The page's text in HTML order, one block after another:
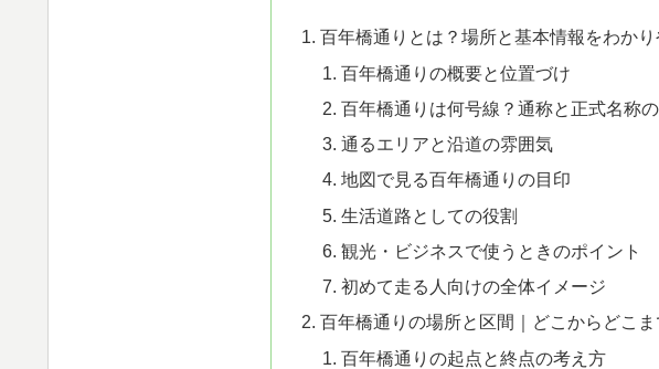
百年橋通りとは？場所と基本情報をわか
百年橋通りの概要と位置づけ
百年橋通りは何号線？通称と正式名称
通るエリアと沿道の雰囲気
地図で見る百年橋通りの目印
生活道路としての役割
観光・ビジネスで使うときのポイント
初めて走る人向けの全体イメージ
百年橋通りの場所と区間｜どこからどこま
百年橋通りの起点と終点の考え方